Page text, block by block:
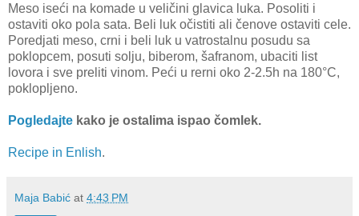
Meso iseći na komade u veličini glavica luka. Posoliti i
ostaviti oko pola sata. Beli luk očistiti ali čenove ostaviti cele.
Poredjati meso, crni i beli luk u vatrostalnu posudu sa
poklopcem, posuti solju, biberom, šafranom, ubaciti list
lovora i sve preliti vinom. Peći u rerni oko 2-2.5h na 180°C,
poklopljeno.
Pogledajte kako je ostalima ispao čomlek.
Recipe in Enlish.
Maja Babić at 4:43 PM